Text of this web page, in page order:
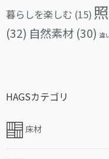
暮らしを楽しむ (15)
(32) 自然素材 (30) 違
HAGSカテゴリ
床材